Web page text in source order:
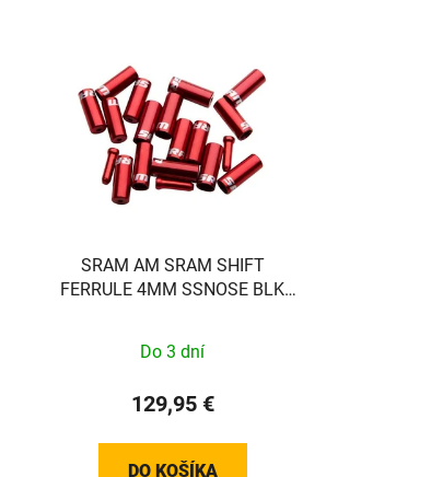
SRAM AM SRAM SHIFT
FERRULE 4MM SSNOSE BLK
Do 3 dní
129,95 €
DO KOŠÍKA